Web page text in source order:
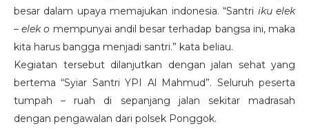
besar dalam upaya memajukan indonesia. “Santri iku elek
– elek o mempunyai andil besar terhadap bangsa ini, maka
kita harus bangga menjadi santri.” kata beliau.
Kegiatan tersebut dilanjutkan dengan jalan sehat yang
bertema “Syiar Santri YPI Al Mahmud”. Seluruh peserta
tumpah – ruah di sepanjang jalan sekitar madrasah
dengan pengawalan dari polsek Ponggok.